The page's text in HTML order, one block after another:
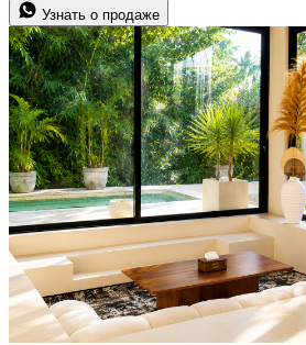
Узнать о продаже